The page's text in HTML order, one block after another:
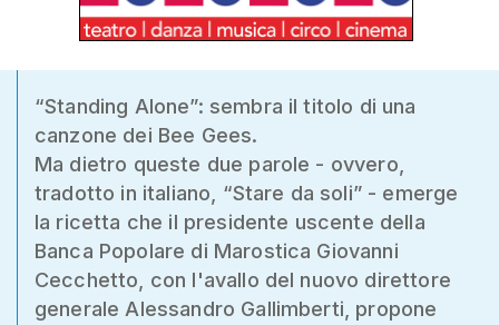
“Standing Alone”: sembra il titolo di una
canzone dei Bee Gees.
Ma dietro queste due parole - ovvero,
tradotto in italiano, “Stare da soli” - emerge
la ricetta che il presidente uscente della
Banca Popolare di Marostica Giovanni
Cecchetto, con l'avallo del nuovo direttore
generale Alessandro Gallimberti, propone